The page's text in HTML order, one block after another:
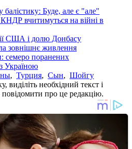
балістику: Буде, але є "але"
вчитимуться на війні в
США і долю Донбасу
зовнішнє живлення
поранених
Україною
, Турция, Сын, Шойгу
необхідний текст і
про це редакцію.